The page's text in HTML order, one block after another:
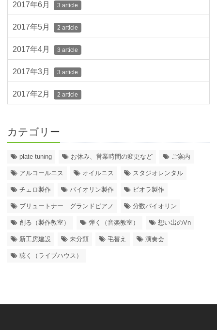
2017年6月 3 article
2017年5月 2 article
2017年4月 3 article
2017年3月 3 article
2017年2月 2 article
カテゴリー
plate tuning お休み、営業時間の変更など ご案内
アルコールニス オイルニス スタジオレンタル
チェロ製作 バイオリン製作 ビオラ製作
ブリュートナー グランドピアノ 分数バイオリン
創る（製作教室） 弾く（音楽教室） 想い出のVn
新工房建設 未分類 毛替え 演奏会
聴く（ライブハウス）